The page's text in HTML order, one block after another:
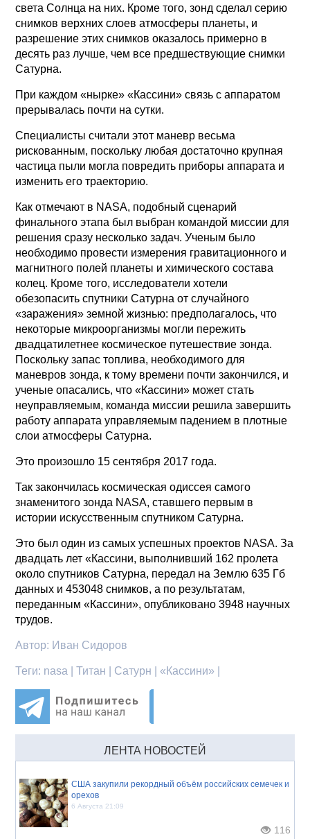
света Солнца на них. Кроме того, зонд сделал серию
снимков верхних слоев атмосферы планеты, и
разрешение этих снимков оказалось примерно в
десять раз лучше, чем все предшествующие снимки
Сатурна.
При каждом «нырке» «Кассини» связь с аппаратом
прерывалась почти на сутки.
Специалисты считали этот маневр весьма
рискованным, поскольку любая достаточно крупная
частица пыли могла повредить приборы аппарата и
изменить его траекторию.
Как отмечают в NASA, подобный сценарий
финального этапа был выбран командой миссии для
решения сразу несколько задач. Ученым было
необходимо провести измерения гравитационного и
магнитного полей планеты и химического состава
колец. Кроме того, исследователи хотели
обезопасить спутники Сатурна от случайного
«заражения» земной жизнью: предполагалось, что
некоторые микроорганизмы могли пережить
двадцатилетнее космическое путешествие зонда.
Поскольку запас топлива, необходимого для
маневров зонда, к тому времени почти закончился, и
ученые опасались, что «Кассини» может стать
неуправляемым, команда миссии решила завершить
работу аппарата управляемым падением в плотные
слои атмосферы Сатурна.
Это произошло 15 сентября 2017 года.
Так закончилась космическая одиссея самого
знаменитого зонда NASA, ставшего первым в
истории искусственным спутником Сатурна.
Это был один из самых успешных проектов NASA. За
двадцать лет «Кассини, выполнивший 162 пролета
около спутников Сатурна, передал на Землю 635 Гб
данных и 453048 снимков, а по результатам,
переданным «Кассини», опубликовано 3948 научных
трудов.
Автор: Иван Сидоров
Теги: nasa | Титан | Сатурн | «Кассини» |
ЛЕНТА НОВОСТЕЙ
США закупили рекордный объём российских семечек и
орехов
6 Августа 21:09
116